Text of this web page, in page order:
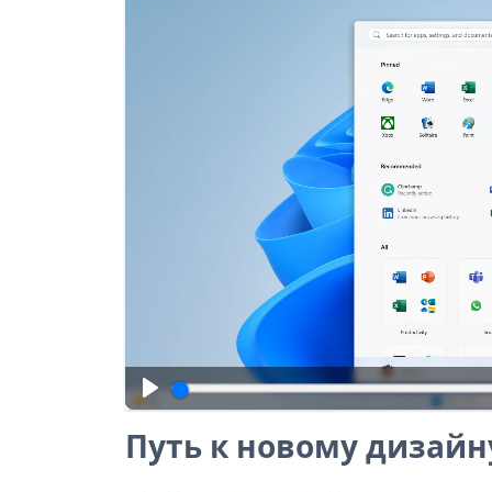
Путь к новому